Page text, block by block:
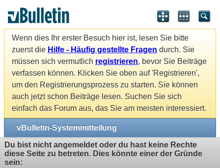
Wenn dies Ihr erster Besuch hier ist, lesen Sie bitte
zuerst die Hilfe - Häufig gestellte Fragen durch. Sie
müssen sich vermutlich registrieren, bevor Sie Beiträge
verfassen können. Klicken Sie oben auf 'Registrieren',
um den Registrierungsprozess zu starten. Sie können
auch jetzt schon Beiträge lesen. Suchen Sie sich
einfach das Forum aus, das Sie am meisten interessiert.
vBulletin-Systemmitteilung
Du bist nicht angemeldet oder du hast keine Rechte
diese Seite zu betreten. Dies könnte einer der Gründe
sein: